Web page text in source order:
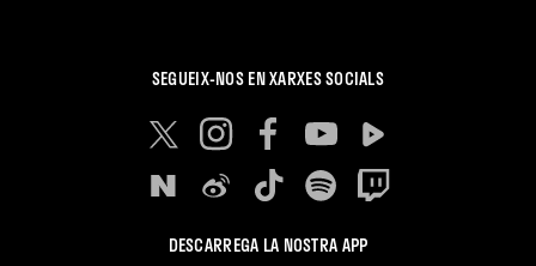
SEGUEIX-NOS EN XARXES SOCIALS
DESCARREGA LA NOSTRA APP